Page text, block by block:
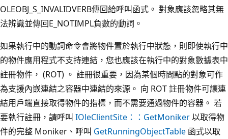
OLEOBJ_S_INVALIDVERB傳回給呼叫函式。 對象應該忽略其無
法辨識並傳回E_NOTIMPL負數的動詞。
如果執行中的動詞命令會將物件置於執行中狀態，則即使執行中
的物件應用程式不支持連結，您也應該在執行中的對象數據表中
註冊物件， (ROT) 。 註冊很重要，因為某個時間點的對象可作
為支援內嵌連結之容器中連結的來源。 向 ROT 註冊物件可讓連
結用戶端直接取得物件的指標，而不需要通過物件的容器。 若
要執行註冊，請呼叫 IOleClientSite：：GetMoniker以取得物
件的完整 Moniker、呼叫 GetRunningObjectTable 函式以取